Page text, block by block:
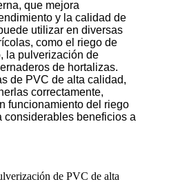
que mejora
y la calidad de
utilizar en diversas
como el riego de
la pulverización de
de hortalizas.
de PVC de alta calidad,
correctamente,
funcionamiento del riego
considerables beneficios a